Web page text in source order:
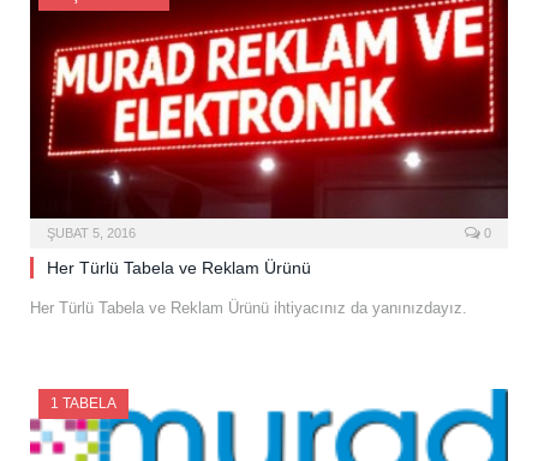
ŞUBAT 5, 2016 0
Her Türlü Tabela ve Reklam Ürünü
Her Türlü Tabela ve Reklam Ürünü ihtiyacınız da yanınızdayız.
1 TABELA